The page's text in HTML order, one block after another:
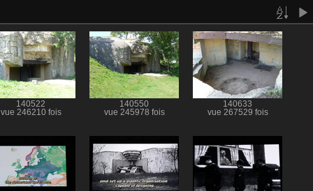
140522
vue 246210 fois
140550
vue 245978 fois
140633
vue 267529 fois